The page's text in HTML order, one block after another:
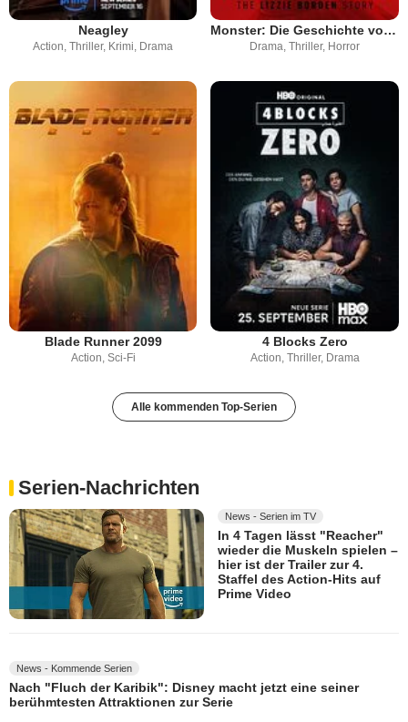
Neagley
Action, Thriller, Krimi, Drama
Monster: Die Geschichte von Lizzie Borden
Drama, Thriller, Horror
Blade Runner 2099
Action, Sci-Fi
4 Blocks Zero
Action, Thriller, Drama
Alle kommenden Top-Serien
Serien-Nachrichten
News - Serien im TV
In 4 Tagen lässt "Reacher"
wieder die Muskeln spielen –
hier ist der Trailer zur 4.
Staffel des Action-Hits auf
Prime Video
News - Kommende Serien
Nach "Fluch der Karibik": Disney macht jetzt eine seiner
berühmtesten Attraktionen zur Serie